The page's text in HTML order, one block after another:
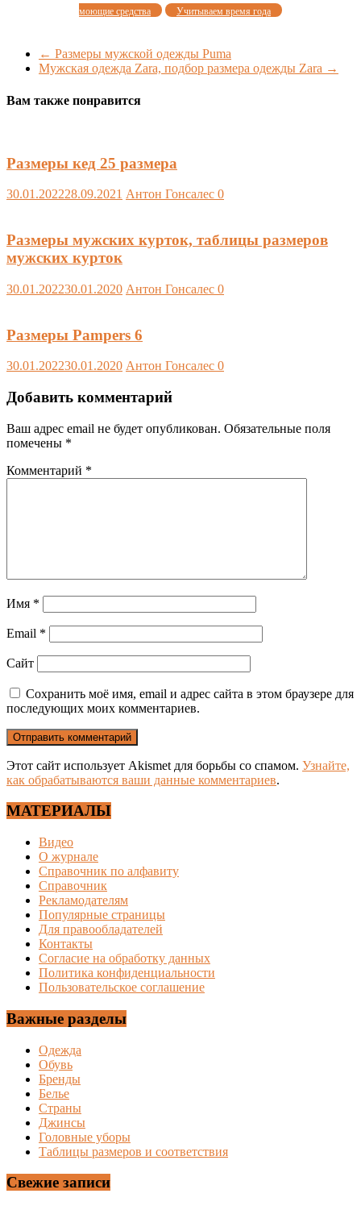
моющие средства Учитываем время года
← Размеры мужской одежды Puma
Мужская одежда Zara, подбор размера одежды Zara →
Вам также понравится
Размеры кед 25 размера
30.01.202228.09.2021 Антон Гонсалес 0
Размеры мужских курток, таблицы размеров
мужских курток
30.01.202230.01.2020 Антон Гонсалес 0
Размеры Pampers 6
30.01.202230.01.2020 Антон Гонсалес 0
Добавить комментарий
Ваш адрес email не будет опубликован. Обязательные поля
помечены *
Комментарий *
Имя *
Email *
Сайт
Сохранить моё имя, email и адрес сайта в этом браузере для
последующих моих комментариев.
Этот сайт использует Akismet для борьбы со спамом. Узнайте,
как обрабатываются ваши данные комментариев.
МАТЕРИАЛЫ
Видео
О журнале
Справочник по алфавиту
Справочник
Рекламодателям
Популярные страницы
Для правообладателей
Контакты
Согласие на обработку данных
Политика конфиденциальности
Пользовательское соглашение
Важные разделы
Одежда
Обувь
Бренды
Белье
Страны
Джинсы
Головные уборы
Таблицы размеров и соответствия
Свежие записи